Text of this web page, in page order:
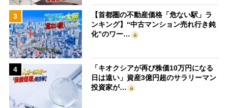
3
【首都圏の不動産価格「危ない駅」ラ
ンキング】“中古マンション売れ行き鈍
化”のワー…
4
「キオクシアが再び株価10万円になる
日は遠い」資産3億円超のサラリーマン
投資家が…